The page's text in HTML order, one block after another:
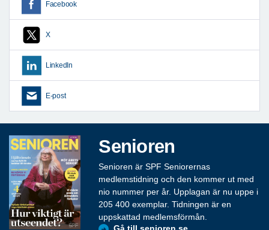
Facebook
X
LinkedIn
E-post
Senioren
Senioren är SPF Seniorernas
medlemstidning och den kommer ut med
nio nummer per år. Upplagan är nu uppe i
205 400 exemplar. Tidningen är en
uppskattad medlemsförmån.